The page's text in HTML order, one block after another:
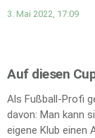
3. Mai 2022, 17:09
Auf diesen
Als Fußball-Profi
davon: Man kann
eigene Klub einen